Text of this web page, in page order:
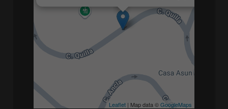
Leaflet| Map data ©GoogleMaps